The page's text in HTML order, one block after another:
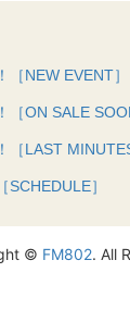
［NEW EVENT］
［ON SALE
［LAST
SCHEDULE］
© FM802. All